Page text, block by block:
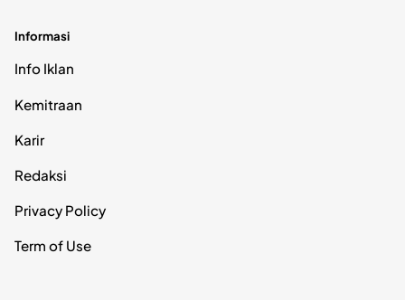
Informasi
Info Iklan
Kemitraan
Karir
Redaksi
Privacy Policy
Term of Use